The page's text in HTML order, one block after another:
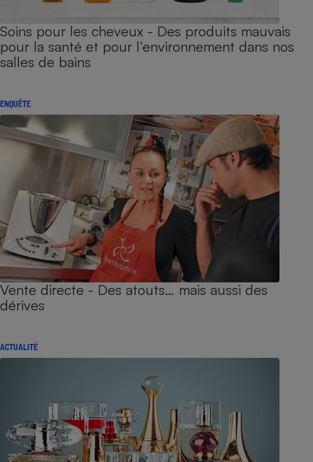
Soins pour les cheveux - Des produits mauvais
pour la santé et pour l’environnement dans nos
salles de bains
ENQUÊTE
Vente directe - Des atouts… mais aussi des
dérives
ACTUALITÉ